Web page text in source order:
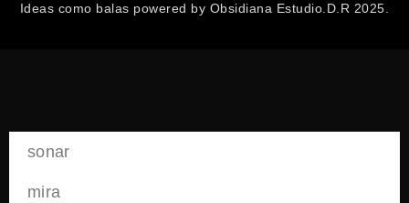
Ideas como balas powered by Obsidiana Estudio.D.R 2025.
sonar
mira